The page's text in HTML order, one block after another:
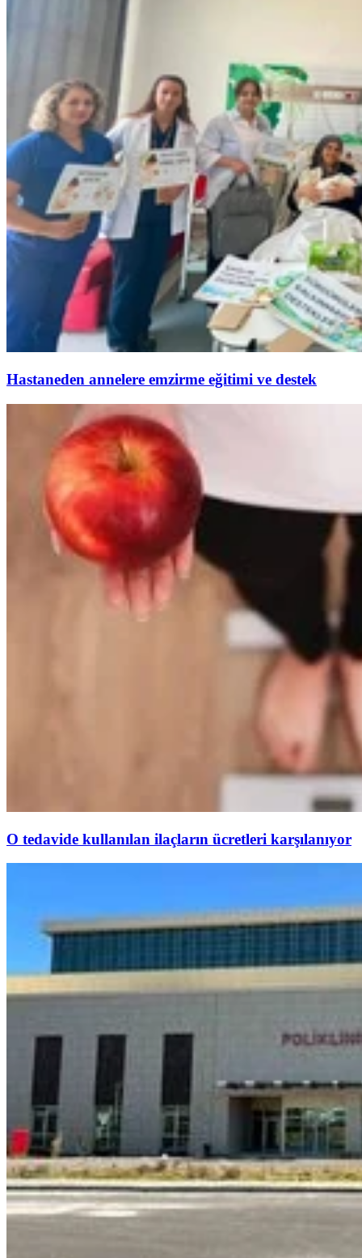
Hastaneden annelere emzirme eğitimi ve destek
O tedavide kullanılan ilaçların ücretleri karşılanıyor